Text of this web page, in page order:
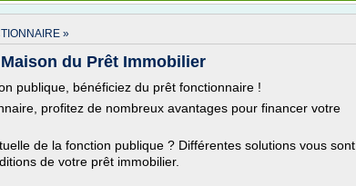
»
du Prêt Immobilier
publique, bénéficiez du prêt fonctionnaire !
profitez de nombreux avantages pour financer votre
de la fonction publique ? Différentes solutions vous sont
de votre prêt immobilier.